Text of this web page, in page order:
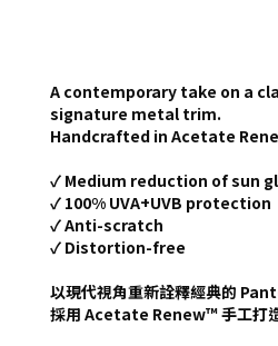
A contemporary take on a
signature metal trim.
Handcrafted in Acetate
✓ Medium reduction of sun
✓ 100% UVA+UVB protection
✓ Anti-scratch
✓ Distortion-free
以現代視角重新詮釋經典的
採用 Acetate Renew™ 手工打